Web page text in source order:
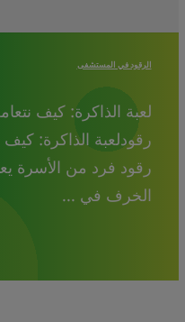
الرقود في المستشفى
لعبة الذاكرة: كيف
رقودلعبة الذاكرة:
رقود فرد من الأسرة
الخرف في ...